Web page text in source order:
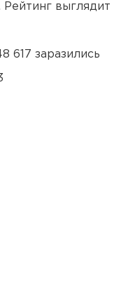
Рейтинг выглядит
617 заразились